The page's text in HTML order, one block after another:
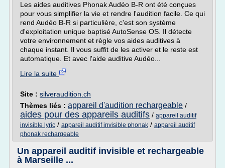
Les aides auditives Phonak Audéo B-R ont été conçues
pour vous simplifier la vie et rendre l'audition facile. Ce qui
rend Audéo B-R si particulière, c'est son système
d'exploitation unique baptisé AutoSense OS. Il détecte
votre environnement et règle vos aides auditives à
chaque instant. Il vous suffit de les activer et le reste est
automatique. Et avec l'aide auditive Audéo...
Lire la suite
Site : silveraudition.ch
Thèmes liés : appareil d'audition rechargeable /
aides pour des appareils auditifs / appareil auditif
invisible lyric / appareil auditif invisible phonak / appareil auditif
phonak rechargeable
Un appareil auditif invisible et rechargeable
à Marseille ...